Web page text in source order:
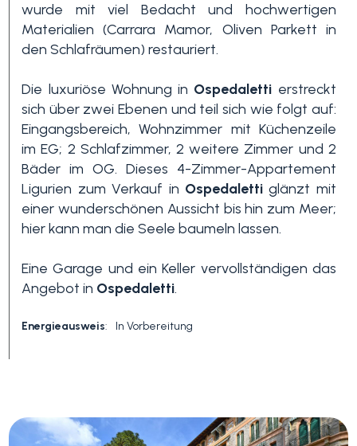
wurde mit viel Bedacht und hochwertigen
Materialien (Carrara Mamor, Oliven Parkett in
den Schlafräumen) restauriert.
Die luxuriöse Wohnung in Ospedaletti erstreckt
sich über zwei Ebenen und teil sich wie folgt auf:
Eingangsbereich, Wohnzimmer mit Küchenzeile
im EG; 2 Schlafzimmer, 2 weitere Zimmer und 2
Bäder im OG. Dieses 4-Zimmer-Appartement
Ligurien zum Verkauf in Ospedalettiglänzt mit
einer wunderschönen Aussicht bis hin zum Meer;
hier kann man die Seele baumeln lassen.
Eine Garage und ein Keller vervollständigen das
Angebot in Ospedaletti.
Energieausweis: In Vorbereitung
Alle
1
2
3+
Andere
Optionen
Mehrfachauswahl
Balkon / Terrasse